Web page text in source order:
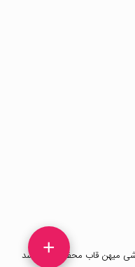
میهن قاب محفوظ می باشد
+